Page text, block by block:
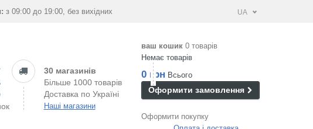
з 09:00 до 19:00, без вихідних UA
30 магазинів
Більше 1000 товарів
Доставка по Україні
Наші магазини
ваш кошик 0 товарів
Немає товарів
0 грн Всього
Оформити замовлення
Оформити покупку